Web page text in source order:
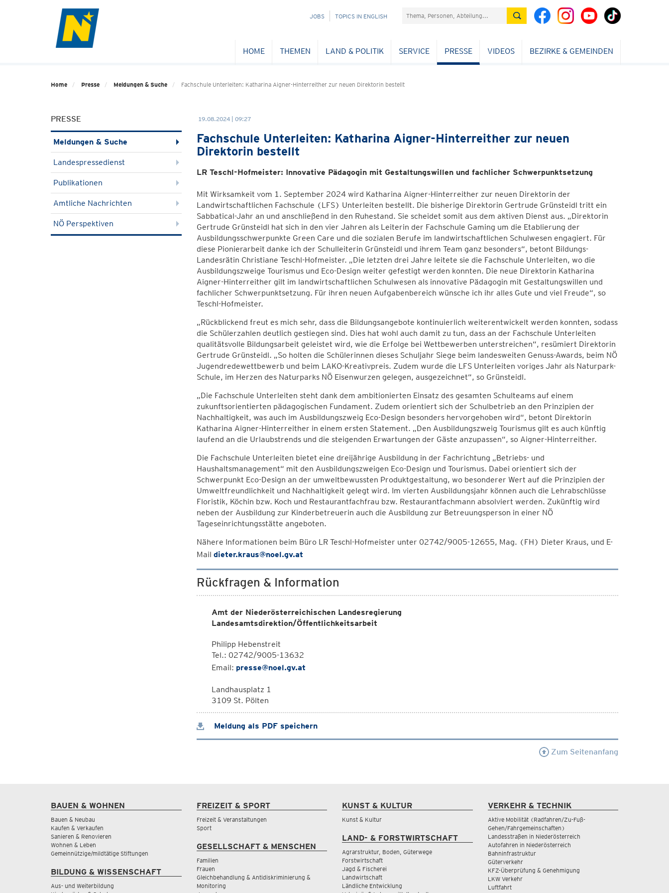
NAVIGATION
JOBS TOPICS IN ENGLISH Suchefeld
HOME THEMEN LAND & POLITIK SERVICE PRESSE VIDEOS BEZIRKE & GEMEINDEN
Home Presse Meldungen & Suche Fachschule Unterleiten: Katharina Aigner-Hinterreither zur neuen Direktorin bestellt
PRESSE
Meldungen & Suche
Landespressedienst
Publikationen
Amtliche Nachrichten
NÖ Perspektiven
19.08.2024 | 09:27
Fachschule Unterleiten: Katharina Aigner-Hinterreither zur neuen
Direktorin bestellt
LR Teschl-Hofmeister: Innovative Pädagogin mit Gestaltungswillen und fachlicher Schwerpunktsetzung
Mit Wirksamkeit vom 1. September 2024 wird Katharina Aigner-Hinterreither zur neuen Direktorin der
Landwirtschaftlichen Fachschule (LFS) Unterleiten bestellt. Die bisherige Direktorin Gertrude Grünsteidl tritt ein
Sabbatical-Jahr an und anschließend in den Ruhestand. Sie scheidet somit aus dem aktiven Dienst aus. „Direktorin
Gertrude Grünsteidl hat sich in den vier Jahren als Leiterin der Fachschule Gaming um die Etablierung der
Ausbildungsschwerpunkte Green Care und die sozialen Berufe im landwirtschaftlichen Schulwesen engagiert. Für
diese Pionierarbeit danke ich der Schulleiterin Grünsteidl und ihrem Team ganz besonders“, betont Bildungs-
Landesrätin Christiane Teschl-Hofmeister. „Die letzten drei Jahre leitete sie die Fachschule Unterleiten, wo die
Ausbildungszweige Tourismus und Eco-Design weiter gefestigt werden konnten. Die neue Direktorin Katharina
Aigner-Hinterreither gilt im landwirtschaftlichen Schulwesen als innovative Pädagogin mit Gestaltungswillen und
fachlicher Schwerpunktsetzung. Für ihren neuen Aufgabenbereich wünsche ich ihr alles Gute und viel Freude“, so
Teschl-Hofmeister.
„Rückblickend freut es mich sehr, dass die Bildungsangebote kontinuierlich weiterentwickelt werden konnten, sodass
die Schülerzahlen deutlich gestiegen sind. Dies hat wohl auch damit zu tun, dass an der Fachschule Unterleiten
qualitätsvolle Bildungsarbeit geleistet wird, wie die Erfolge bei Wettbewerben unterstreichen“, resümiert Direktorin
Gertrude Grünsteidl. „So holten die Schülerinnen dieses Schuljahr Siege beim landesweiten Genuss-Awards, beim NÖ
Jugendredewettbewerb und beim LAKO-Kreativpreis. Zudem wurde die LFS Unterleiten voriges Jahr als Naturpark-
Schule, im Herzen des Naturparks NÖ Eisenwurzen gelegen, ausgezeichnet“, so Grünsteidl.
„Die Fachschule Unterleiten steht dank dem ambitionierten Einsatz des gesamten Schulteams auf einem
zukunftsorientierten pädagogischen Fundament. Zudem orientiert sich der Schulbetrieb an den Prinzipien der
Nachhaltigkeit, was auch im Ausbildungszweig Eco-Design besonders hervorgehoben wird“, betont Direktorin
Katharina Aigner-Hinterreither in einem ersten Statement. „Den Ausbildungszweig Tourismus gilt es auch künftig
laufend an die Urlaubstrends und die steigenden Erwartungen der Gäste anzupassen“, so Aigner-Hinterreither.
Die Fachschule Unterleiten bietet eine dreijährige Ausbildung in der Fachrichtung „Betriebs- und
Haushaltsmanagement“ mit den Ausbildungszweigen Eco-Design und Tourismus. Dabei orientiert sich der
Schwerpunkt Eco-Design an der umweltbewussten Produktgestaltung, wo besonderer Wert auf die Prinzipien der
Umweltfreundlichkeit und Nachhaltigkeit gelegt wird. Im vierten Ausbildungsjahr können auch die Lehrabschlüsse
Floristik, Köchin bzw. Koch und Restaurantfachfrau bzw. Restaurantfachmann absolviert werden. Zukünftig wird
neben der Ausbildung zur Kinderbetreuerin auch die Ausbildung zur Betreuungsperson in einer NÖ
Tageseinrichtungsstätte angeboten.
Nähere Informationen beim Büro LR Teschl-Hofmeister unter 02742/9005-12655, Mag. (FH) Dieter Kraus, und E-
Mail dieter.kraus@noel.gv.at
Rückfragen & Information
Amt der Niederösterreichischen Landesregierung
Landesamtsdirektion/Öffentlichkeitsarbeit
Philipp Hebenstreit
Tel.: 02742/9005-13632
Email: presse@noel.gv.at
Landhausplatz 1
3109 St. Pölten
Meldung als PDF speichern
Zum Seitenanfang
BAUEN & WOHNEN
Bauen & Neubau
Kaufen & Verkaufen
Sanieren & Renovieren
Wohnen & Leben
Gemeinnützige/mildtätige Stiftungen
BILDUNG & WISSENSCHAFT
Aus- und Weiterbildung
FREIZEIT & SPORT
Freizeit & Veranstaltungen
Sport
GESELLSCHAFT & MENSCHEN
Familien
Frauen
Gleichbehandlung & Antidiskriminierung &
Monitoring
KUNST & KULTUR
Kunst & Kultur
LAND- & FORSTWIRTSCHAFT
Agrarstruktur, Boden, Güterwege
Forstwirtschaft
Jagd & Fischerei
Landwirtschaft
Ländliche Entwicklung
VERKEHR & TECHNIK
Aktive Mobilität (Radfahren/Zu-Fuß-
Gehen/Fahrgemeinschaften)
Landesstraßen in Niederösterreich
Autofahren in Niederösterreich
Bahninfrastruktur
Güterverkehr
KFZ-Überprüfung & Genehmigung
LKW Verkehr
Luftfahrt